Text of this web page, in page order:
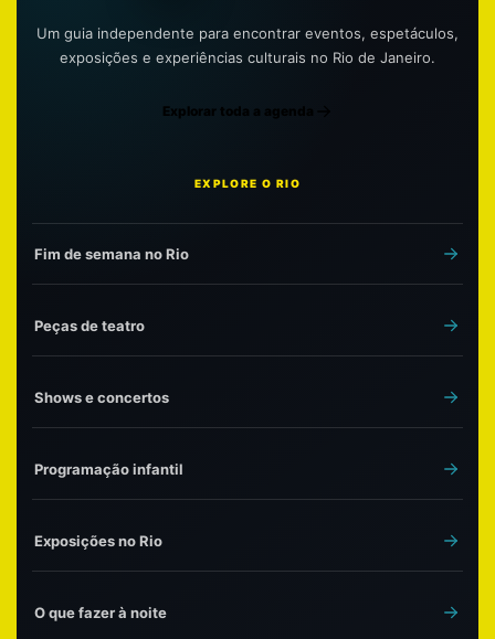
Um guia independente para encontrar eventos, espetáculos,
exposições e experiências culturais no Rio de Janeiro.
Explorar toda a agenda
EXPLORE O RIO
Fim de semana no Rio
Peças de teatro
Shows e concertos
Programação infantil
Exposições no Rio
O que fazer à noite